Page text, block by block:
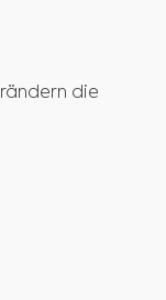
die